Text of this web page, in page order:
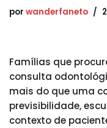
por wanderfaneto
Famílias que
consulta
mais do que uma
previsibilidade,
contexto de